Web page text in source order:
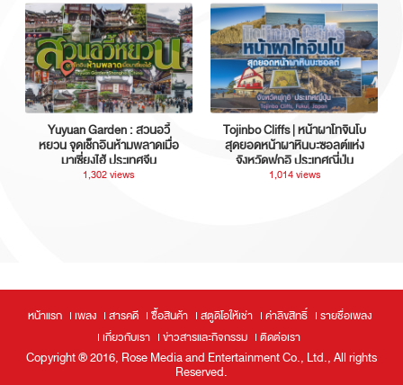
Yuyuan Garden : สวนอวี้
หยวน จุดเช็กอินห้ามพลาดเมื่อ
มาเซี่ยงไฮ้ ประเทศจีน
1,302 views
Tojinbo Cliffs | หน้าผาโทจินโบ
สุดยอดหน้าผาหินบะซอลต์แห่ง
จังหวัดฟุกุอิ ประเทศญี่ปุ่น
1,014 views
หน้าแรก เพลง สารคดี ซื้อสินค้า สตูดิโอให้เช่า ค่าลิขสิทธิ์
รายชื่อเพลง
เกี่ยวกับเรา
ข่าวสารและกิจกรรม ติดต่อเรา
Copyright ® 2016, Rose Media and Entertainment Co., Ltd., All rights
Reserved.